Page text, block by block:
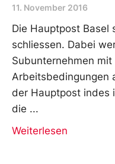
11. November 2016
Die Hauptpost Basel
schliessen. Dabei
Subunternehmen
Arbeitsbedingungen
der Hauptpost indes
die
Weiterlesen